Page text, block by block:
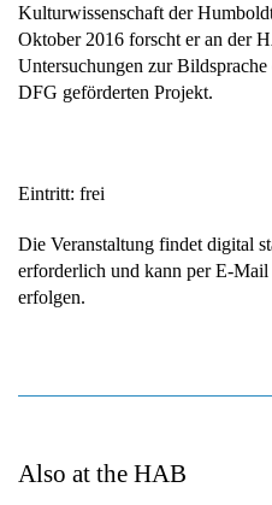
Kulturwissenschaft der
Oktober 2016 forscht er an der
Untersuchungen zur
DFG geförderten Projekt.
Eintritt: frei
Die Veranstaltung findet digital
erforderlich und kann per E-Mail
erfolgen.
Also at the HAB